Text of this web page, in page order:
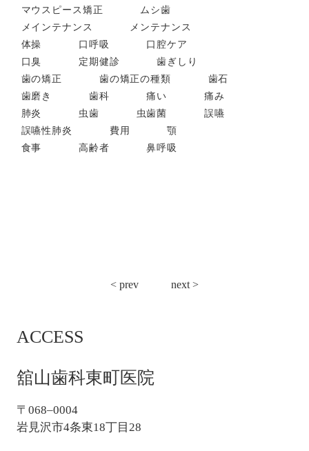
マウスピース矯正
ムシ歯
メインテナンス
メンテナンス
体操
口呼吸
口腔ケア
口臭
定期健診
歯ぎしり
歯の矯正
歯の矯正の種類
歯石
歯磨き
歯科 痛い
痛み
肺炎
虫歯 虫歯菌
誤嚥
誤嚥性肺炎
費用
顎
食事
高齢者 鼻呼吸
< prev next >
ACCESS
舘山歯科東町医院
〒068–0004
岩見沢市4条東18丁目28